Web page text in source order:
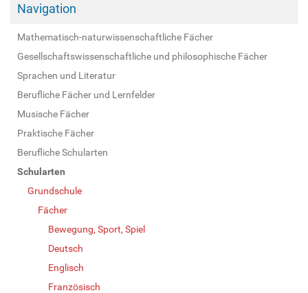
Navigation
Mathematisch-naturwissenschaftliche Fächer
Gesellschaftswissenschaftliche und philosophische Fächer
Sprachen und Literatur
Berufliche Fächer und Lernfelder
Musische Fächer
Praktische Fächer
Berufliche Schularten
Schularten
Grundschule
Fächer
Bewegung, Sport, Spiel
Deutsch
Englisch
Französisch